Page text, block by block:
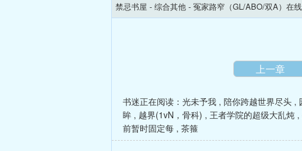
禁忌书屋 - 综合其他 - 冤家路窄（GL/ABO/双A）在
上一章
书迷正在阅读： 光未予我 , 陪你跨越世界尽头 ,
眸 , 越界(1vN，骨科) , 王者学院的超级大乱炖 ,
前暂时固定每 , 茶箍